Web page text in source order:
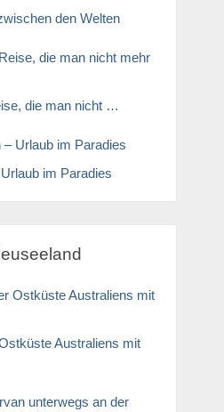
den Welten
die man nicht …
im Paradies
Australiens mit